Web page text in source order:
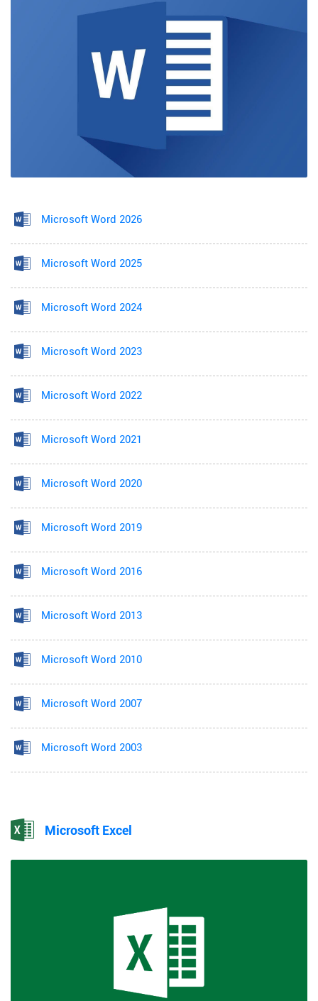
Microsoft Word 2026
Microsoft Word 2025
Microsoft Word 2024
Microsoft Word 2023
Microsoft Word 2022
Microsoft Word 2021
Microsoft Word 2020
Microsoft Word 2019
Microsoft Word 2016
Microsoft Word 2013
Microsoft Word 2010
Microsoft Word 2007
Microsoft Word 2003
Microsoft Excel